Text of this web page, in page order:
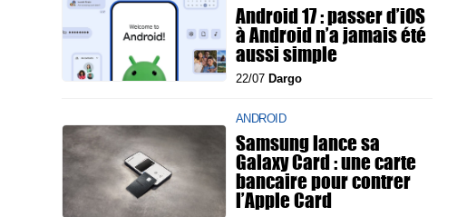
Android 17 : passer d’iOS
à Android n’a jamais été
aussi simple
22/07 Dargo
ANDROID
Samsung lance sa
Galaxy Card : une carte
bancaire pour contrer
l’Apple Card